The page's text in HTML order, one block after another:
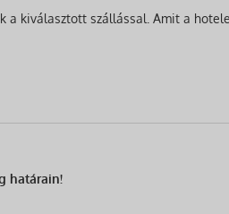
a kiválasztott szállással. Amit a
határain!